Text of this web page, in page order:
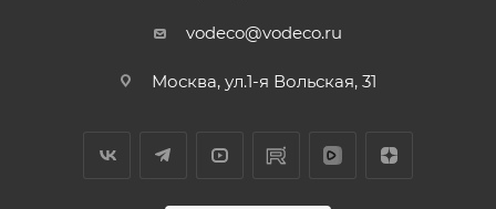
vodeco@vodeco.ru
Москва, ул.1-я Вольская, 31